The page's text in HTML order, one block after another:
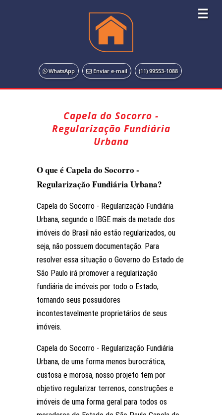
☰
WhatsApp Enviar e-mail (11) 99553-1088
Capela do Socorro -
Regularização Fundiária
Urbana
O que é Capela do Socorro -
Regularização Fundiária Urbana?
Capela do Socorro - Regularização Fundiária
Urbana, segundo o IBGE mais da metade dos
imóveis do Brasil não estão regularizados, ou
seja, não possuem documentação. Para
resolver essa situação o Governo do Estado de
São Paulo irá promover a regularização
fundiária de imóveis por todo o Estado,
tornando seus possuidores
incontestavelmente proprietários de seus
imóveis.
Capela do Socorro - Regularização Fundiária
Urbana, de uma forma menos burocrática,
custosa e morosa, nosso projeto tem por
objetivo regularizar terrenos, construções e
imóveis de uma forma geral para todos os